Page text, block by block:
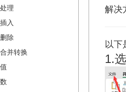
理
入
除
并转换
解决
以下
1.